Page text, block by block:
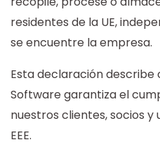
residentes de la UE,
se encuentre la empresa.
Esta declaración describe
Software garantiza el
nuestros clientes, socios y
EEE.